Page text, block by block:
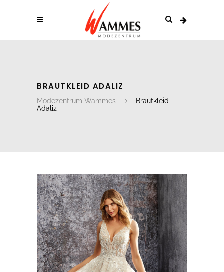
BRAUTKLEID ADALIZ
Modezentrum Wammes
Brautkleid
Adaliz